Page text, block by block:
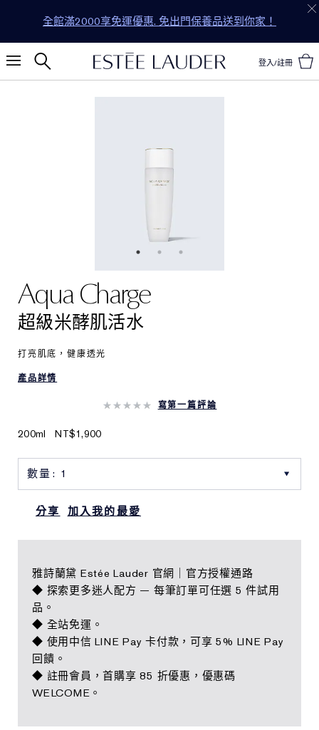
全館滿2000享免運優惠. 免出門保養品送到你家！
登入/註冊
Aqua Charge
超級米酵肌活水
打亮肌底，健康透光​
產品詳情
寫第一篇評論
200mlNT$1,900
分享 加入我的最愛
雅詩蘭黛 Estée Lauder 官網｜官方授權通路
◆ 探索更多迷人配方 — 每筆訂單可任選 5 件試用
品。
◆ 全站免運。
◆ 使用中信 LINE Pay 卡付款，可享 5% LINE Pay
回饋。
◆ 註冊會員，首購享 85 折優惠，優惠碼
WELCOME。